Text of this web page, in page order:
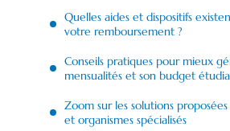
Quelles aides et dispositifs
votre remboursement ?
Conseils pratiques pour mieux
mensualités et son budget
Zoom sur les solutions
et organismes spécialisés